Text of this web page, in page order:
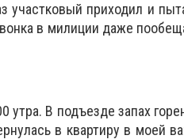
участковый приходил и
в милиции даже
В подъезде запах
в квартиру в моей